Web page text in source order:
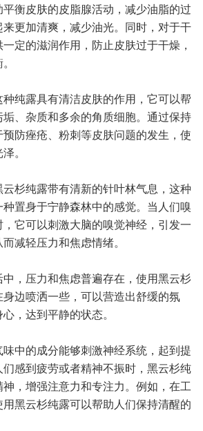
衡皮肤的皮脂腺活动，减少油脂的过
更加清爽，减少油光。同时，对于干
定的滋润作用，防止皮肤过于干燥，
纯露具有清洁皮肤的作用，它可以帮
、杂质和多余的角质细胞。通过保持
防痤疮、粉刺等皮肤问题的发生，使
。
杉纯露带有清新的针叶林气息，这种
置身于宁静森林中的感觉。当人们嗅
它可以刺激大脑的嗅觉神经，引发一
减轻压力和焦虑情绪。
，压力和焦虑普遍存在，使用黑云杉
边喷洒一些，可以营造出舒缓的氛
，达到平静的状态。
中的成分能够刺激神经系统，起到提
感到疲劳或者精神不振时，黑云杉纯
，增强注意力和专注力。例如，在工
黑云杉纯露可以帮助人们保持清醒的